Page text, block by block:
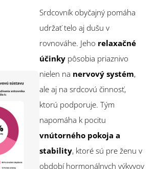
Srdcovník obyčajný pomáha
udržať telo aj dušu v
rovnováhe. Jeho relaxačné
účinky pôsobia priaznivo
nielen na nervový systém,
ale aj na srdcovú činnosť,
ktorú podporuje. Tým
napomáha k pocitu
vnútorného pokoja a
stability, ktoré sú pre ženu v
období hormonálnych výkyvov